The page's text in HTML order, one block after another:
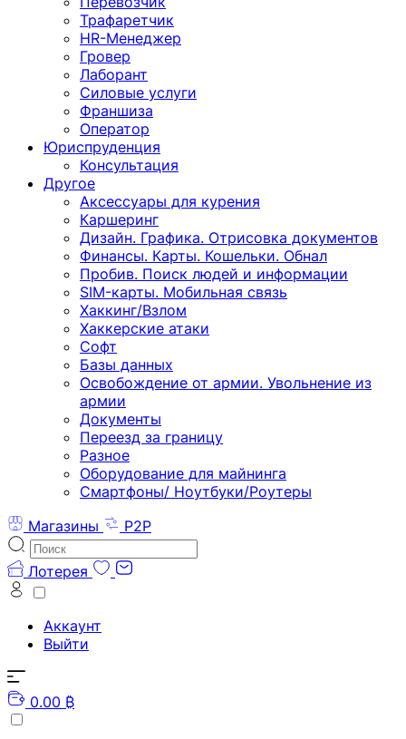
Трафаретчик
HR-Менеджер
Гровер
Лаборант
Силовые услуги
Франшиза
Оператор
Юриспруденция
Консультация
Другoе
Аксессуары для курения
Каршеринг
Дизайн. Графика. Отрисовка документов
Финансы. Карты. Кошельки. Обнал
Пробив. Поиск людей и информации
SIM-карты. Мобильная связь
Хаккинг/Взлом
Хаккерские атаки
Софт
Базы данных
Освобождение от армии. Увольнение из
армии
Документы
Переезд за границу
Разное
Оборудование для майнинга
Смартфоны/ Ноутбуки/Роутеры
Магазины
P2P
Лотерея
Аккаунт
Выйти
0.00 ₿